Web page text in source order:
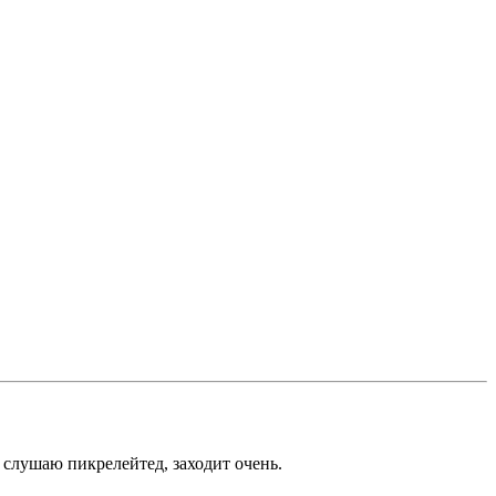
пикрелейтед, заходит очень.